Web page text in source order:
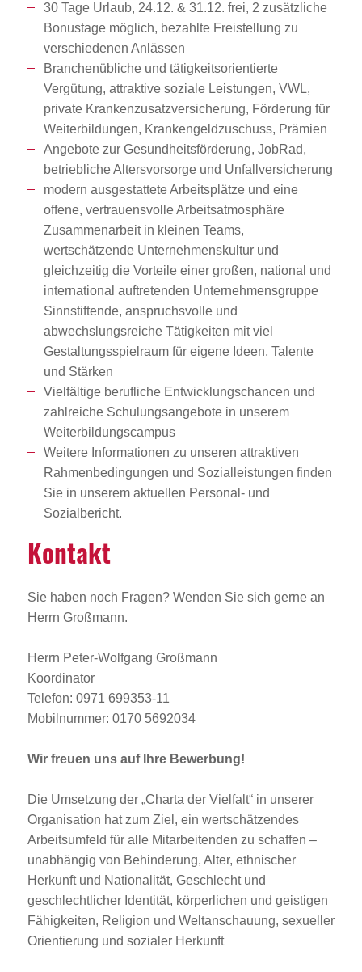
30 Tage Urlaub, 24.12. & 31.12. frei, 2 zusätzliche
Bonustage möglich, bezahlte Freistellung zu
verschiedenen Anlässen
Branchenübliche und tätigkeitsorientierte
Vergütung, attraktive soziale Leistungen, VWL,
private Krankenzusatzversicherung, Förderung für
Weiterbildungen, Krankengeldzuschuss, Prämien
Angebote zur Gesundheitsförderung, JobRad,
betriebliche Altersvorsorge und Unfallversicherung
modern ausgestattete Arbeitsplätze und eine
offene, vertrauensvolle Arbeitsatmosphäre
Zusammenarbeit in kleinen Teams,
wertschätzende Unternehmenskultur und
gleichzeitig die Vorteile einer großen, national und
international auftretenden Unternehmensgruppe
Sinnstiftende, anspruchsvolle und
abwechslungsreiche Tätigkeiten mit viel
Gestaltungsspielraum für eigene Ideen, Talente
und Stärken
Vielfältige berufliche Entwicklungschancen und
zahlreiche Schulungsangebote in unserem
Weiterbildungscampus
Weitere Informationen zu unseren attraktiven
Rahmenbedingungen und Sozialleistungen finden
Sie in unserem aktuellen Personal- und
Sozialbericht.
Kontakt
Sie haben noch Fragen? Wenden Sie sich gerne an
Herrn Großmann.
Herrn Peter-Wolfgang Großmann
Koordinator
Telefon: 0971 699353-11
Mobilnummer: 0170 5692034
Wir freuen uns auf Ihre Bewerbung!
Die Umsetzung der „Charta der Vielfalt“ in unserer
Organisation hat zum Ziel, ein wertschätzendes
Arbeitsumfeld für alle Mitarbeitenden zu schaffen –
unabhängig von Behinderung, Alter, ethnischer
Herkunft und Nationalität, Geschlecht und
geschlechtlicher Identität, körperlichen und geistigen
Fähigkeiten, Religion und Weltanschauung, sexueller
Orientierung und sozialer Herkunft